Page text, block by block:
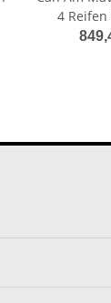
4 Reifen
Maxxis